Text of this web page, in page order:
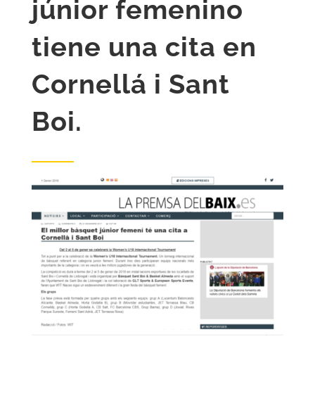
júnior femenino
tiene una cita en
Cornellá i Sant
Boi.